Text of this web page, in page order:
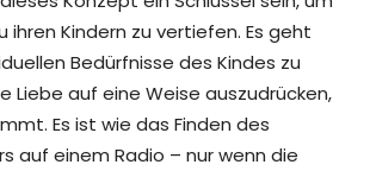
ihren Kindern zu vertiefen. Es geht
Bedürfnisse des Kindes zu
Liebe auf eine Weise auszudrücken,
Es ist wie das Finden des
auf einem Radio – nur wenn die